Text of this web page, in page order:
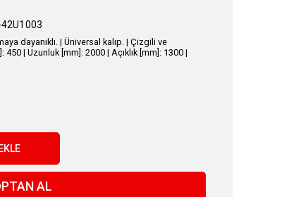
dayanıklı. | Üniversal kalıp. | Çizgili ve
| Uzunluk [mm]: 2000 | Açıklık [mm]: 1300 |
AL